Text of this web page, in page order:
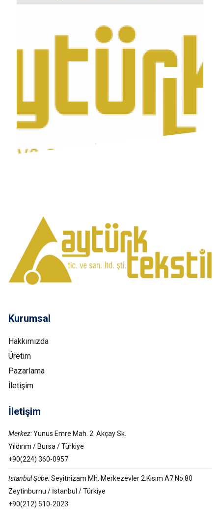
Kurumsal
Hakkımızda
Üretim
Pazarlama
İletişim
İletişim
Merkez:Yunus Emre Mah. 2. Akçay Sk.
Yıldırım / Bursa / Türkiye
+90(224) 360-0957
İstanbul Şube:Seyitnizam Mh. Merkezevler 2.Kısım A7 No:80
Zeytinburnu / İstanbul / Türkiye
+90(212) 510-2023